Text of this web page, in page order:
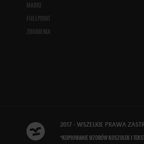
MARKI
FULLPRINT
ZDOBIENIA
2017 - WSZELKIE PRAWA
*KOPIOWANIE WZORÓW KOSZULEK I